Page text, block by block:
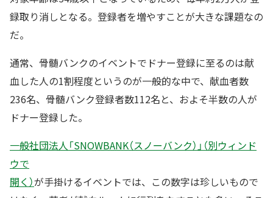
録取り消しとなる。登録者を増やすことが大きな課題なの
だ。
通常、骨髄バンクのイベントでドナー登録に至るのは献
血した人の1割程度というのが一般的な中で、献血者数
236名、骨髄バンク登録者数112名と、およそ半数の人が
ドナー登録した。
一般社団法人「SNOWBANK（スノーバンク）」（別ウィンド
ウで
開く）が手掛けるイベントでは、この数字は珍しいもので